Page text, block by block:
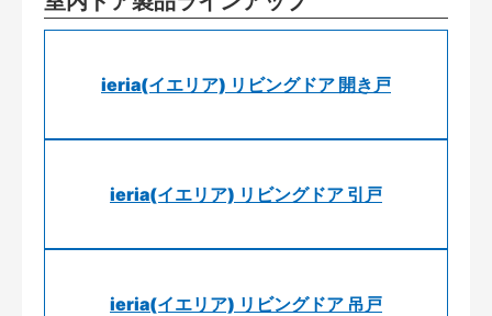
ieria(イエリア) リビングドア 開き戸
ieria(イエリア) リビングドア 引戸
ieria(イエリア) リビングドア 吊戸